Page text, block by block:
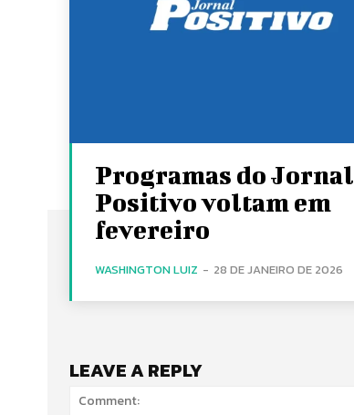
Programas do Jornal
Positivo voltam em
fevereiro
WASHINGTON LUIZ - 28 DE JANEIRO DE 2026
LEAVE A REPLY